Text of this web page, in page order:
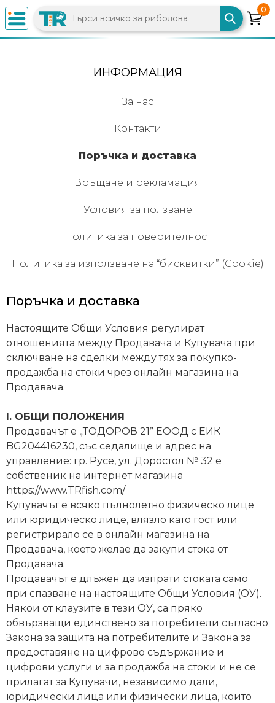
×
Регистрация
Промоции
Захранки
и
добавки
Макари
Въдици
Аксесоари
за
риболов
Влакна
за
риболов
Куки
за
риболов
Дрехи
за
риболов
0
ИНФОРМАЦИЯ
За нас
Контакти
Поръчка и доставка
Връщане и рекламация
Условия за ползване
Политика за поверителност
Политика за използване на “бисквитки” (Cookie)
Поръчка и доставка
Настоящите Общи Условия регулират
отношенията между Продавача и Купувача при
сключване на сделки между тях за покупко-
продажба на стоки чрез онлайн магазина на
Продавача.
I. ОБЩИ ПОЛОЖЕНИЯ
Продавачът е „ТОДОРОВ 21” ЕООД с ЕИК
BG204416230, със седалище и адрес на
управление: гр. Русе, ул. Доростол № 32 e
собственик на интернет магазина
https://www.TRfish.com/
Купувачът е всяко пълнолетно физическо лице
или юридическо лице, влязло като гост или
регистрирало се в онлайн магазина на
Продавача, което желае да закупи стока от
Продавача.
Продавачът е длъжен да изпрати стоката само
при спазване на настоящите Общи Условия (ОУ).
Някои от клаузите в тези ОУ, са пряко
обвързващи единствено за потребители съгласно
Закона за защита на потребителите и Закона за
предоставяне на цифрово съдържание и
цифрови услуги и за продажба на стоки и не се
прилагат за Купувачи, независимо дали,
юридически лица или физически лица, които